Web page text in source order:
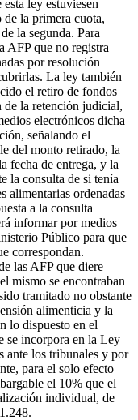
ley estuviesen
de la primera cuota,
la segunda. Para
AFP que no registra
por resolución
La ley también
el retiro de fondos
de la retención judicial,
electrónicos dicha
señalando el
del monto retirado, la
fecha de entrega, y la
la consulta de si tenía
alimentarias ordenadas
a la consulta
informar por medios
Público para que
correspondan.
las AFP que diere
mismo se encontraban
tramitado no obstante
alimenticia y la
lo dispuesto en el
se incorpora en la Ley
ante los tribunales y por
para el solo efecto
el 10% que el
individual, de